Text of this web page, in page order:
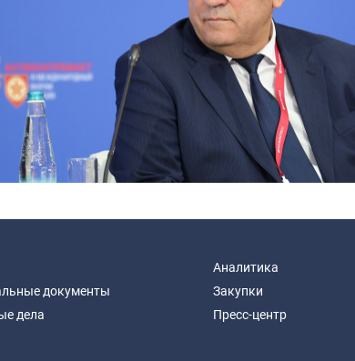
документы
дела
Аналитика
Закупки
Пресс-центр